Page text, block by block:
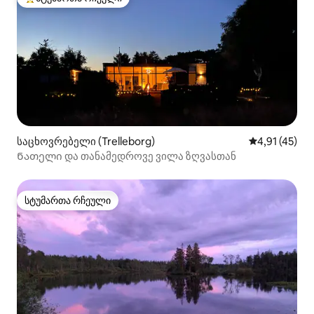
სტუმართა რჩეული მოწინავე ვარიანტი
საცხოვრებელი (Trelleborg) საშუალო
4,91 (45)
Ნათელი და თანამედროვე ვილა ზღვასთან
სტუმართა რჩეული
სტუმართა რჩეული